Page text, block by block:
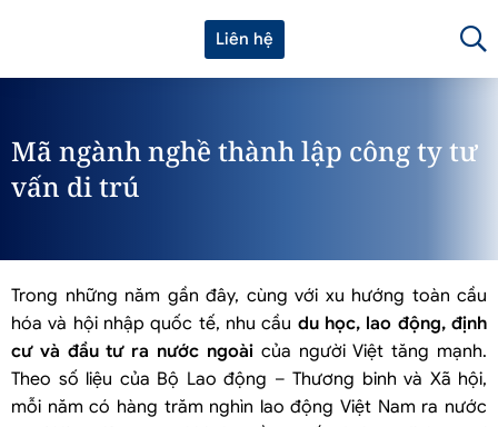
Liên hệ
Mã ngành nghề thành lập công ty tư
vấn di trú
Trong những năm gần đây, cùng với xu hướng toàn cầu
hóa và hội nhập quốc tế, nhu cầu du học, lao động, định
cư và đầu tư ra nước ngoàicủa người Việt tăng mạnh.
Theo số liệu của Bộ Lao động – Thương binh và Xã hội,
mỗi năm có hàng trăm nghìn lao động Việt Nam ra nước